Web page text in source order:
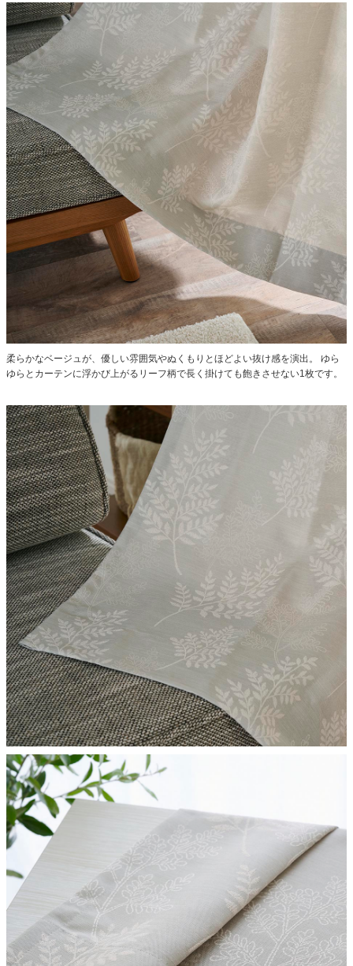
柔らかなベージュが、優しい雰囲気やぬくもりとほどよい抜け感を演出。
ゆら
ゆらとカーテンに浮かび上がるリーフ柄で長く掛けても飽きさせない1枚です。